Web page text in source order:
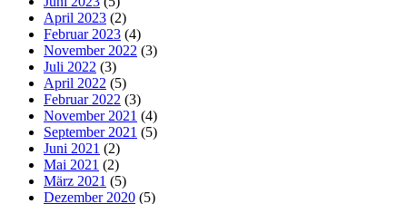
April 2023 (2)
Februar 2023 (4)
November 2022 (3)
Juli 2022 (3)
April 2022 (5)
Februar 2022 (3)
November 2021 (4)
September 2021 (5)
Juni 2021 (2)
Mai 2021 (2)
März 2021 (5)
Dezember 2020 (5)